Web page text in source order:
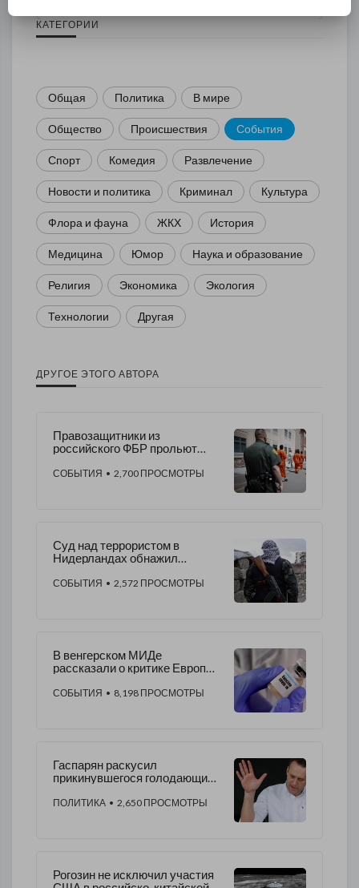
КАТЕГОРИИ
Общая Политика В мире
Общество Происшествия События
Спорт Комедия Развлечение
Новости и политика Криминал Культура
Флора и фауна ЖКХ История
Медицина Юмор Наука и образование
Религия Экономика Экология
Технологии Другая
ДРУГОЕ ЭТОГО АВТОРА
Правозащитники из
российского ФБР прольют
СОБЫТИЯ • 2,700 ПРОСМОТРЫ
Суд над террористом в
Нидерландах обнажил
СОБЫТИЯ • 2,572 ПРОСМОТРЫ
В венгерском МИДе
рассказали о критике Европы
СОБЫТИЯ • 8,198 ПРОСМОТРЫ
Гаспарян раскусил
прикинувшегося голодающим
ПОЛИТИКА • 2,650 ПРОСМОТРЫ
Рогозин не исключил участия